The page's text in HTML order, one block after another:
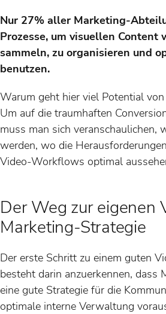
Nur 27% aller Marketing-
Prozesse, um visuellen Content
sammeln, zu organisieren und
benutzen.
Warum geht hier viel Potential
Um auf die traumhaften
muss man sich veranschaulichen,
werden, wo die
Video-Workflows optimal
Der Weg zur eigenen
Marketing-Strategie
Der erste Schritt zu einem guten
besteht darin anzuerkennen, dass
eine gute Strategie für die
optimale interne Verwaltung